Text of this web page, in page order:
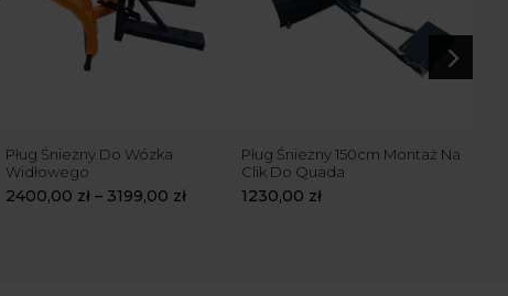
Pług Śnieżny Do Wózka
Widłowego
2400,00 zł – 3199,00 zł
Pług Śnieżny 150cm Montaż Na
Clik Do Quada
1230,00 zł
5